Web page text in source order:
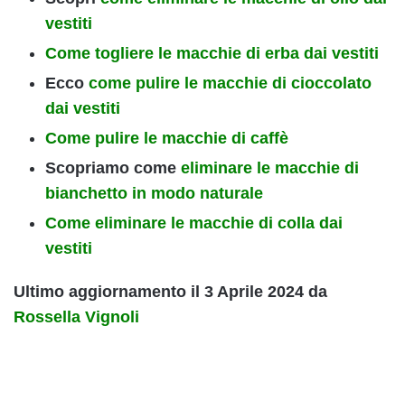
vestiti
Come togliere le macchie di erba dai vestiti
Ecco come pulire le macchie di cioccolato
dai vestiti
Come pulire le macchie di caffè
Scopriamo come eliminare le macchie di
bianchetto in modo naturale
Come eliminare le macchie di colla dai
vestiti
Ultimo aggiornamento il 3 Aprile 2024 da
Rossella Vignoli